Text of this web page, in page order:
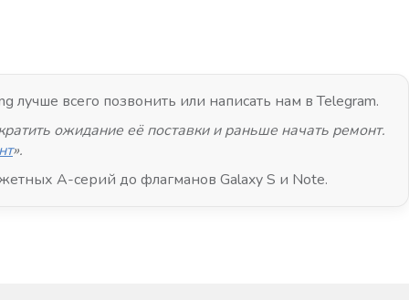
лучше всего позвонить или написать нам в Telegram.
ожидание её поставки и раньше начать ремонт.
».
A-серий до флагманов Galaxy S и Note.